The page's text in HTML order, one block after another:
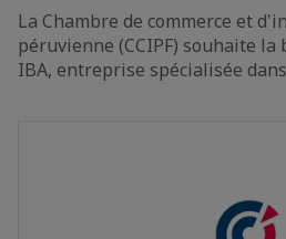
La Chambre de commerce et
péruvienne (CCIPF) souhaite la
IBA, entreprise spécialisée